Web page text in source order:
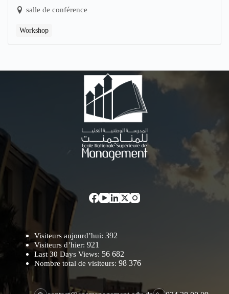
salle de conférence
Workshop
Visiteurs aujourd’hui: 392
Visiteurs d’hier: 921
Last 30 Days Views: 56 682
Nombre total de visiteurs: 98 376